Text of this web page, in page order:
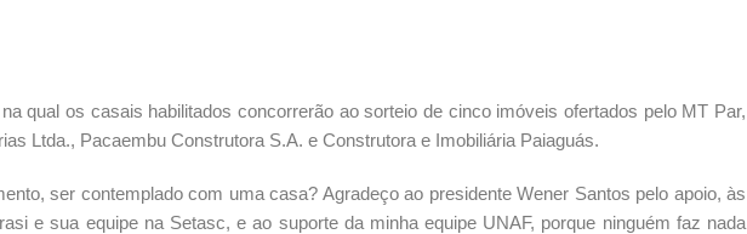
qual os casais habilitados concorrerão ao sorteio de cinco imóveis ofertados pelo MT Par,
Ltda., Pacaembu Construtora S.A. e Construtora e Imobiliária Paiaguás.
ser contemplado com uma casa? Agradeço ao presidente Wener Santos pelo apoio, às
e sua equipe na Setasc, e ao suporte da minha equipe UNAF, porque ninguém faz nada